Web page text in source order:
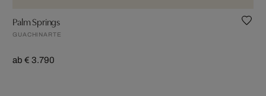
Palm Springs
GUACHINARTE
ab € 3.790